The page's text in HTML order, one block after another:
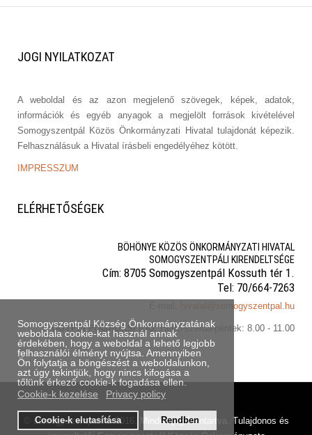
Somogyszentpál Község Önkormányzatának
weboldala cookie-kat használ annak
érdekében, hogy a weboldal a lehető legjobb
felhasználói élményt nyújtsa. Amennyiben
Ön folytatja a böngészést a weboldalunkon,
azt úgy tekintjük, hogy nincs kifogása a
tőlünk érkező cookie-k fogadása ellen.
Cookie-k kezelése
Privacy policy
Cookie-k elutasítása Rendben
JOGI NYILATKOZAT
A weboldal és az azon megjelenő szövegek, képek, adatok,
információk és egyéb anyagok a megjelölt források kivételével
Somogyszentpál Közös Önkormányzati Hivatal tulajdonát képezik.
Felhasználásuk a Hivatal írásbeli engedélyéhez kötött.
IMPRESSZUM
ELÉRHETŐSÉGEK
BÖHÖNYE KÖZÖS ÖNKORMÁNYZATI HIVATAL
SOMOGYSZENTPÁLI KIRENDELTSÉGE
Cím: 8705 Somogyszentpál Kossuth tér 1.
Tel: 70/664-7263
hivatal@somogyszentpal.hu
ÜGYFÉLFOGADÁSI IDŐ : Hétfő-szerda-péntek: 8.00 - 11.00
© somogyszentpal.hu 2016. Minden jog fenntartva. Tulajdonos és